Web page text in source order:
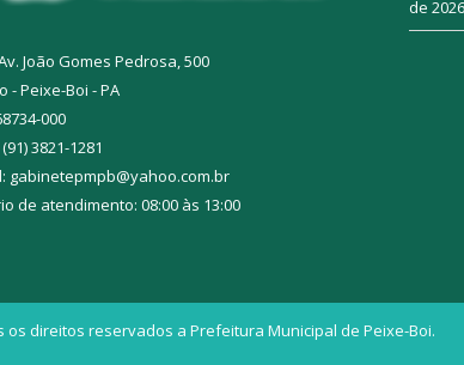
João Gomes Pedrosa, 500
- Peixe-Boi - PA
000
3821-1281
gabinetepmpb@yahoo.com.br
de atendimento: 08:00 às 13:00
de 2026
os direitos reservados a Prefeitura Municipal de Peixe-Boi.